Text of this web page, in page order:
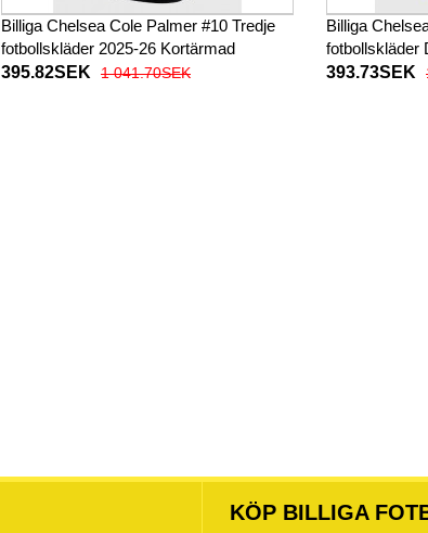
Billiga Chelsea Cole Palmer #10 Tredje
fotbollskläder 2025-26 Kortärmad
395.82SEK
1 041.70SEK
Billiga
fotbollskläder
393.73SEK
KÖP BILLIGA